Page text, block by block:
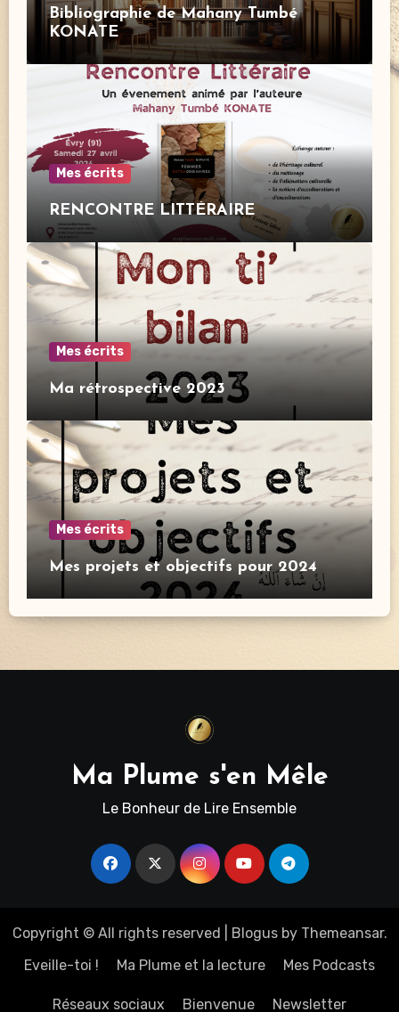
Bibliographie de Mahany Tumbé
KONATE
Mes écrits
RENCONTRE LITTÉRAIRE
Mes écrits
Ma rétrospective 2023
Mes écrits
Mes projets et objectifs pour 2024
Ma Plume s'en Mêle
Le Bonheur de Lire Ensemble
Copyright © All rights reserved Blogusby Themeansar.
Eveille-toi !
Ma Plume et la lecture Mes Podcasts
Réseaux sociaux Bienvenue Newsletter